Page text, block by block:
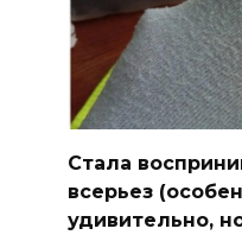
Стала
всерьез
удивительно,